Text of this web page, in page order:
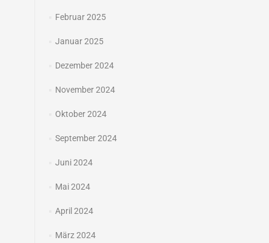
Februar 2025
Januar 2025
Dezember 2024
November 2024
Oktober 2024
September 2024
Juni 2024
Mai 2024
April 2024
März 2024